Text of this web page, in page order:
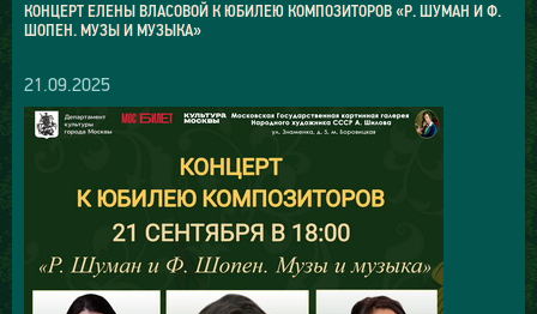
КОНЦЕРТ ЕЛЕНЫ ВЛАСОВОЙ К ЮБИЛЕЮ КОМПОЗИТОРОВ «Р. ШУМАН И Ф.
ШОПЕН. МУЗЫ И МУЗЫКА»
21.09.2025